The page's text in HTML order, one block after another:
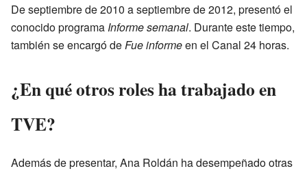
De septiembre de 2010 a septiembre de 2012, presentó el
conocido programa Informe semanal. Durante este tiempo,
también se encargó deFue informeen el Canal 24 horas.
¿En qué otros roles ha trabajado en
TVE?
Además de presentar, Ana Roldán ha desempeñado otras